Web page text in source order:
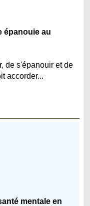
épanouie au
de s'épanouir et de
accorder...
mentale en